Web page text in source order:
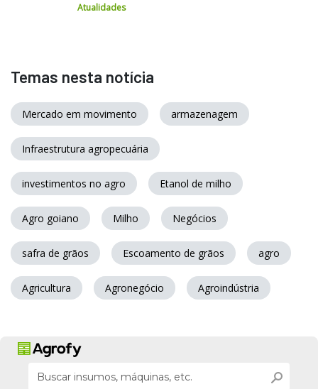
Atualidades
Temas nesta notícia
Mercado em movimento armazenagem
Infraestrutura agropecuária
investimentos no agro Etanol de milho
Agro goiano Milho Negócios
safra de grãos Escoamento de grãos agro
Agricultura Agronegócio Agroindústria